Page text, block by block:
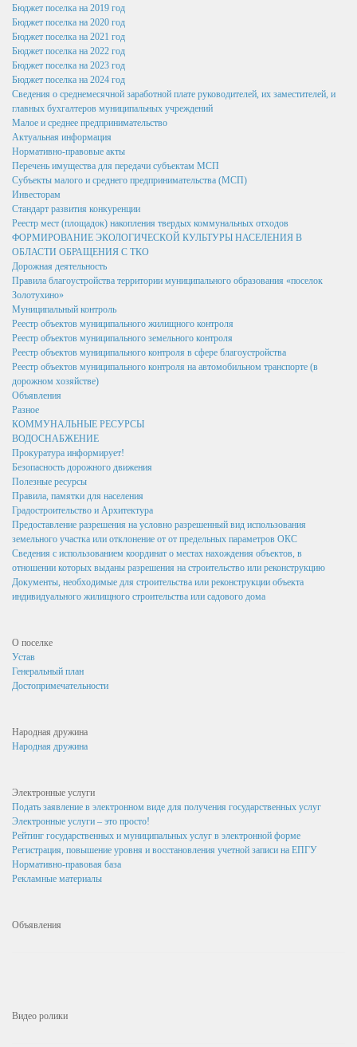
Бюджет поселка на 2022 год
Бюджет поселка на 2023 год
Бюджет поселка на 2024 год
Сведения о среднемесячной заработной плате руководителей, их
заместителей, и главных бухгалтеров муниципальных учреждений
Малое и среднее предпринимательство
Актуальная информация
Нормативно-правовые акты
Перечень имущества для передачи субъектам МСП
Субъекты малого и среднего предпринимательства (МСП)
Инвесторам
Стандарт развития конкуренции
Реестр мест (площадок) накопления твердых коммунальных
отходов
НАСЕЛЕНИЯ В ОБЛАСТИ ОБРАЩЕНИЯ С ТКО
Дорожная деятельность
Правила благоустройства территории муниципального
образования «поселок Золотухино»
Муниципальный контроль
Реестр объектов муниципального жилищного контроля
Реестр объектов муниципального земельного контроля
Реестр объектов муниципального контроля в сфере
Объявления
КОММУНАЛЬНЫЕ РЕСУРСЫ
Прокуратура информирует!
Безопасность дорожного движения
Полезные ресурсы
Правила, памятки для населения
Бюджет поселка на 2019 год
Бюджет поселка на 2020 год
Бюджет поселка на 2021 год
Бюджет поселка на 2022 год
Бюджет поселка на 2023 год
Бюджет поселка на 2024 год
Сведения о среднемесячной заработной плате руководителей, их заместителей, и
главных бухгалтеров муниципальных учреждений
Малое и среднее предпринимательство
Актуальная информация
Нормативно-правовые акты
Перечень имущества для передачи субъектам МСП
Субъекты малого и среднего предпринимательства (МСП)
Инвесторам
Стандарт развития конкуренции
Реестр мест (площадок) накопления твердых коммунальных отходов
ФОРМИРОВАНИЕ ЭКОЛОГИЧЕСКОЙ КУЛЬТУРЫ НАСЕЛЕНИЯ В
ОБЛАСТИ ОБРАЩЕНИЯ С ТКО
Дорожная деятельность
Правила благоустройства территории муниципального образования «поселок
Золотухино»
Муниципальный контроль
Реестр объектов муниципального жилищного контроля
Реестр объектов муниципального земельного контроля
Реестр объектов муниципального контроля в сфере благоустройства
Реестр объектов муниципального контроля на автомобильном транспорте (в
дорожном хозяйстве)
Объявления
Разное
КОММУНАЛЬНЫЕ РЕСУРСЫ
ВОДОСНАБЖЕНИЕ
Прокуратура информирует!
Безопасность дорожного движения
Полезные ресурсы
Правила, памятки для населения
Градостроительство и Архитектура
Предоставление разрешения на условно разрешенный вид использования
земельного участка или отклонение от от предельных параметров ОКС
Сведения с использованием координат о местах нахождения объектов, в
отношении которых выданы разрешения на строительство или реконструкцию
Документы, необходимые для строительства или реконструкции объекта
индивидуального жилищного строительства или садового дома
О поселке
Устав
Генеральный план
Достопримечательности
Народная дружина
Народная дружина
Электронные услуги
Подать заявление в электронном виде для получения государственных услуг
Электронные услуги – это просто!
Рейтинг государственных и муниципальных услуг в электронной форме
Регистрация, повышение уровня и восстановления учетной записи на ЕПГУ
Нормативно-правовая база
Рекламные материалы
Объявления
Видео ролики